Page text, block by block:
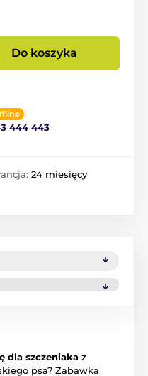
Do koszyka
444 443
24 miesięcy
dla szczeniaka z
psa? Zabawka